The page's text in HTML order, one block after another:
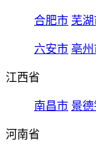
合肥市 芜
六安市 亳
江西省
南昌市 景
河南省